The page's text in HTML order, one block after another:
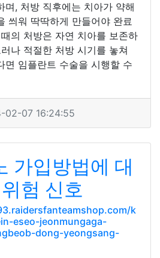
며, 처방 직후에는 치아가 약해
씌워 딱딱하게 만들어야 완료
의 처방은 자연 치아를 보존하
나 적절한 처방 시기를 놓쳐
면 임플란트 수술을 시행할 수
02-07 16:24:55
가입방법에 대
험 신호
k
eseo-jeonmungaga-
dong-yeongsang-